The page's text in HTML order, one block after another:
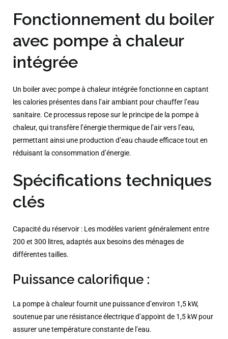
Fonctionnement du boiler
avec pompe à chaleur
intégrée
Un boiler avec pompe à chaleur intégrée fonctionne en captant
les calories présentes dans l’air ambiant pour chauffer l’eau
sanitaire. Ce processus repose sur le principe de la pompe à
chaleur, qui transfère l’énergie thermique de l’air vers l’eau,
permettant ainsi une production d’eau chaude efficace tout en
réduisant la consommation d’énergie.​
Spécifications techniques
clés
Capacité du réservoir : Les modèles varient généralement entre
200 et 300 litres, adaptés aux besoins des ménages de
différentes tailles.​
Puissance calorifique :
La pompe à chaleur fournit une puissance d’environ 1,5 kW,
soutenue par une résistance électrique d’appoint de 1,5 kW pour
assurer une température constante de l’eau.​